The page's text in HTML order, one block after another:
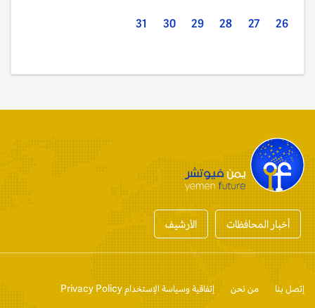
26
27
28
29
30
31
أخبار المحافظات الأرشيف
إتصل بنا من نحن إتفاقية وسياسة الإستخدام Privacy Policy